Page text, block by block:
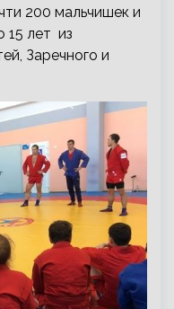
200 мальчишек и
15 лет из
Заречного и